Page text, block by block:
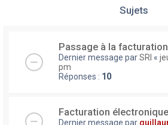
Sujets
Passage à la
Dernier message parSRI «
pm
Réponses : 10
Facturation
Dernier message par